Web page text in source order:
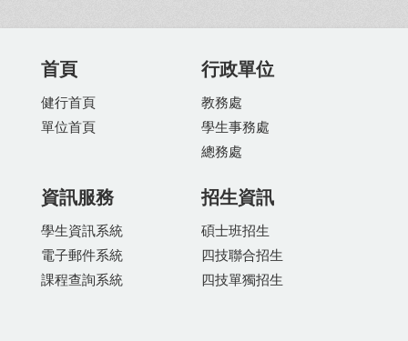
首頁
健行首頁
單位首頁
行政單位
教務處
學生事務處
總務處
資訊服務
學生資訊系統
電子郵件系統
課程查詢系統
招生資訊
碩士班招生
四技聯合招生
四技單獨招生